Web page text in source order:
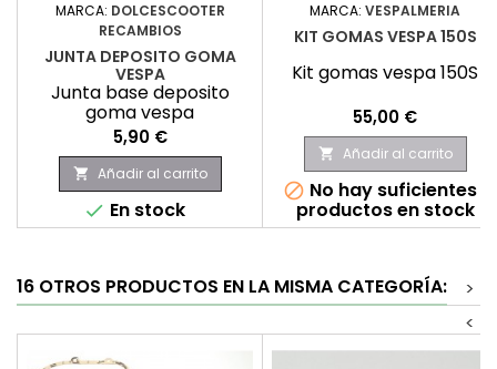
MARCA: DOLCESCOOTER
RECAMBIOS
JUNTA DEPOSITO GOMA
VESPA
Junta base deposito
goma vespa
Precio
5,90 €
 Añadir al carrito
 En stock
MARCA: VESPALMERIA
KIT GOMAS VESPA 150S
Kit gomas vespa 150S
Precio
55,00 €
 Añadir al carrito
 No hay suficientes
productos en stock
16 OTROS PRODUCTOS EN LA MISMA CATEGORÍA:
>
<